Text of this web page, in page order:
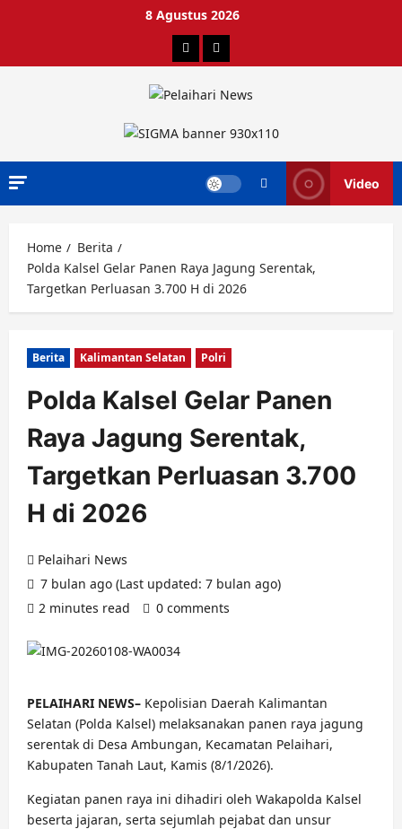
8 Agustus 2026
Berita Advertorial
Video
Home
Berita
Polda Kalsel Gelar Panen Raya Jagung Serentak,
Targetkan Perluasan 3.700 H di 2026
Berita Kalimantan Selatan Polri
Polda Kalsel Gelar Panen
Raya Jagung Serentak,
Targetkan Perluasan 3.700
H di 2026
Pelaihari News
7 bulan ago (Last updated: 7 bulan ago)
2 minutes read
0 comments
PELAIHARI NEWS– Kepolisian Daerah Kalimantan
Selatan (Polda Kalsel) melaksanakan panen raya jagung
serentak di Desa Ambungan, Kecamatan Pelaihari,
Kabupaten Tanah Laut, Kamis (8/1/2026).
Kegiatan panen raya ini dihadiri oleh Wakapolda Kalsel
beserta jajaran, serta sejumlah pejabat dan unsur